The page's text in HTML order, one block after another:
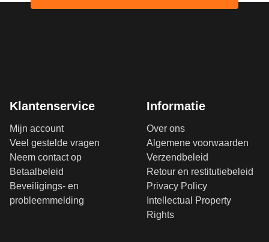
Klantenservice
Mijn account
Veel gestelde vragen
Neem contact op
Betaalbeleid
Beveiligings- en
probleemmelding
Informatie
Over ons
Algemene voorwaarden
Verzendbeleid
Retour en restitutiebeleid
Privacy Policy
Intellectual Property
Rights